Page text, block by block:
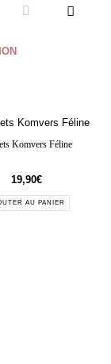
Komvers Féline
19,90€
AU PANIER